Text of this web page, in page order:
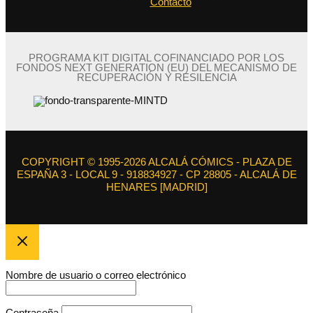
PROGRAMA KIT DIGITAL COFINANCIADO POR LOS
FONDOS NEXT GENERATION (EU) DEL MECANISMO DE
RECUPERACIÓN Y RESILENCIA
COPYRIGHT © 1995-2026 ALCALÁ CÓMICS - PLAZA DE
ESPAÑA 3 - LOCAL 9 - 918834927 - CP 28805 - ALCALÁ DE
HENARES [MADRID]
Nombre de usuario o correo electrónico